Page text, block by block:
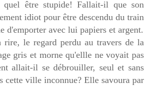
être stupide! Fallait-il que son
idiot pour être descendu du train
d'emporter avec lui papiers et argent.
le regard perdu au travers de la
gris et morne qu'ellle ne voyait pas
allait-il se débrouiller, seul et sans
cette ville inconnue? Elle savoura par